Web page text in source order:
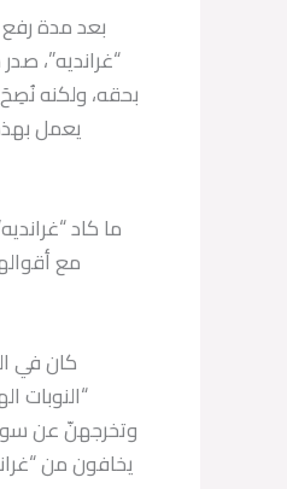
بعد مدة رفع
بحقه، ولكنه
يعمل
ما كاد
مع
كان في
“النوبات
وتخرجهنّ عن
يخافون من